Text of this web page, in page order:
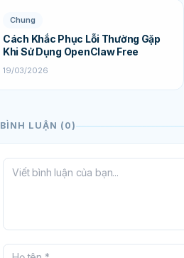
Chung
Cách Khắc Phục Lỗi Thường Gặp
Khi Sử Dụng OpenClaw Free
19/03/2026
BÌNH LUẬN (0)